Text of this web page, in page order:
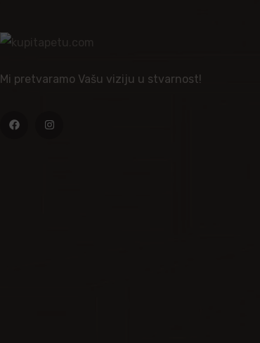
Mi pretvaramo Vašu viziju u stvarnost!